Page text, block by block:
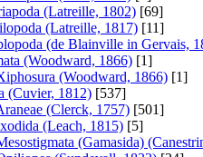
(Latreille, 1802) [69]
(Latreille, 1817) [11]
(de Blainville in Gervais,
(Woodward, 1866) [1]
(Woodward, 1866) [1]
(Cuvier, 1812) [537]
(Clerck, 1757) [501]
(Leach, 1815) [5]
(Gamasida)